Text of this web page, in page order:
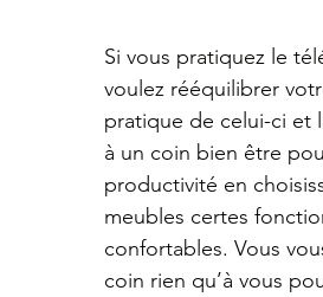
Si vous pratiquez le
voulez rééquilibrer
pratique de celui-ci et
à un coin bien être
productivité en
meubles certes
confortables. Vous
coin rien qu’à vous